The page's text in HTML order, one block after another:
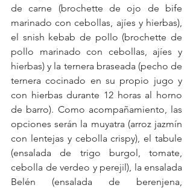
de carne (brochette de ojo de bife
marinado con cebollas, ajíes y hierbas),
el snish kebab de pollo (brochette de
pollo marinado con cebollas, ajíes y
hierbas) y la ternera braseada (pecho de
ternera cocinado en su propio jugo y
con hierbas durante 12 horas al horno
de barro). Como acompañamiento, las
opciones serán la muyatra (arroz jazmín
con lentejas y cebolla crispy), el tabule
(ensalada de trigo burgol, tomate,
cebolla de verdeo y perejil), la ensalada
Belén (ensalada de berenjena,